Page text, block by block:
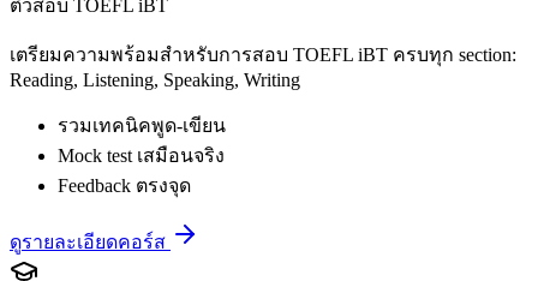
ติวสอบ TOEFL iBT
เตรียมความพร้อมสำหรับการสอบ TOEFL iBT ครบทุก section:
Reading, Listening, Speaking, Writing
รวมเทคนิคพูด-เขียน
Mock test เสมือนจริง
Feedback ตรงจุด
ดูรายละเอียดคอร์ส